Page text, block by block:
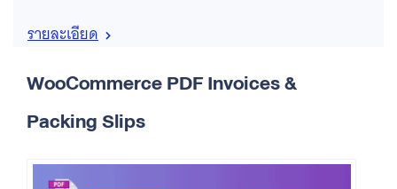
รายละเอียด
WooCommerce PDF Invoices &
Packing Slips